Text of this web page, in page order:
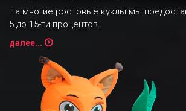
На многие ростовые куклы мы
5 до 15-ти процентов.
далее...